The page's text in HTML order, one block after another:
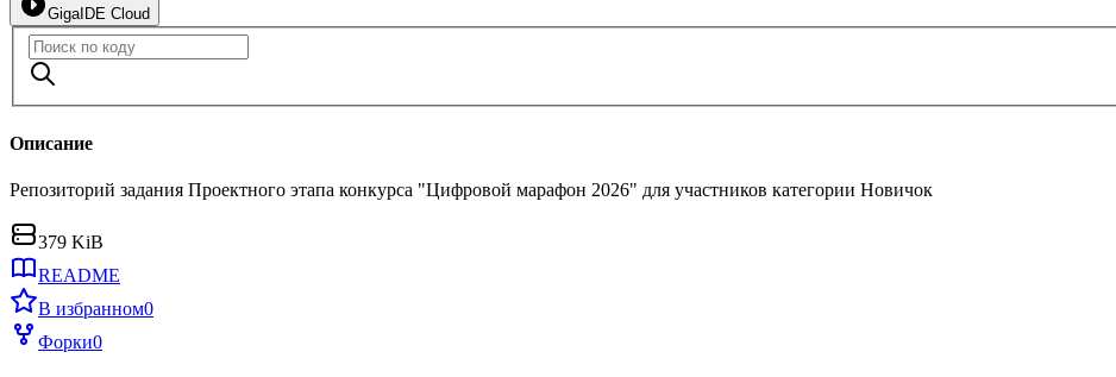
GigaIDE Cloud
Описание
Репозиторий задания Проектного этапа конкурса "Цифровой марафон 2026" для участников категории Новичок
379 KiB
README
В избранном0
Форки0